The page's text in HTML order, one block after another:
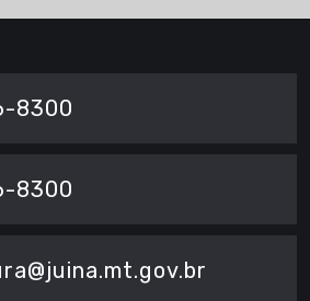
8300
8300